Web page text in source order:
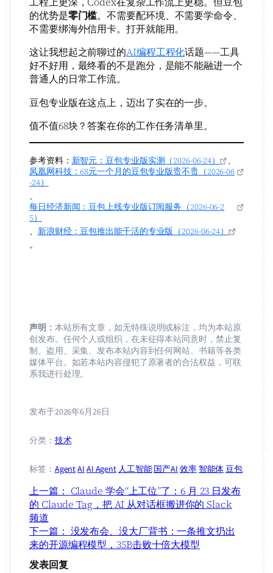
的优势是零门槛。不需要配环境、不需要学命令、
不需要绑海外信用卡。打开就能用。
这让我想起之前聊过的AI编程工程化话题——工具
好不好用，最终看的不是跑分，是能不能融进一个
普通人的日常工作流。
豆包专业版在这点上，迈出了实在的一步。
值不值68块？答案在你的工作任务清单里。
参考资料： 新智元：豆包专业版实测（2026-06-24）
、
凤凰网科技：68元一个月的豆包专业版贵不贵（2026-06
-24）
、
每日经济新闻：豆包上线专业版订阅服务（2026-06-2
5）
、 新浪财经：豆包推出能干活的专业版（2026-06-24）
。
声明： 本站所有文章，如无特殊说明或标注，均为本站原
创发布。任何个人或组织，在未征得本站同意时，禁止复
制、盗用、采集、发布本站内容到任何网站、书籍等各类
媒体平台。如若本站内容侵犯了原著者的合法权益，可联
系我进行处理。
发布于2026年6月26日
分类： 技术
标签： AgentAI AI Agent 人工智能国产AI 效率智能体豆包
上一篇： Claude 学会“上工位”了：6 月 23 日发布
的 Claude Tag，把 AI 从对话框搬进你的 Slack
频道
下一篇： 没发布会、没大厂背书：一条推文扔出
来的开源编程模型，35B击败十倍大模型
发表回复